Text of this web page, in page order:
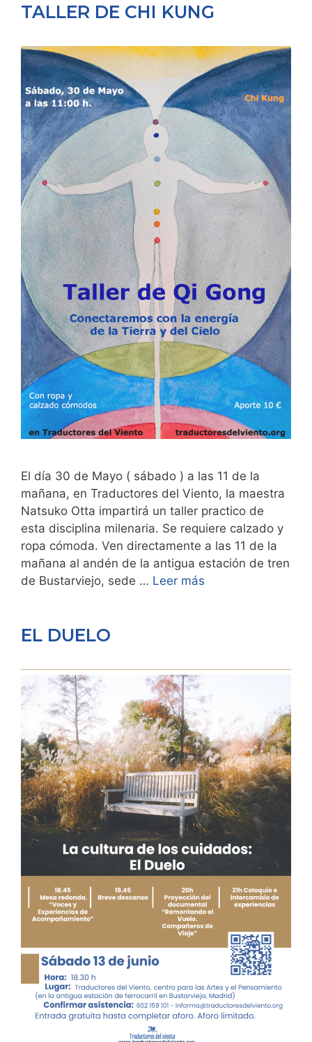
TALLER DE CHI KUNG
El día 30 de Mayo ( sábado ) a las 11 de la
mañana, en Traductores del Viento, la maestra
Natsuko Otta impartirá un taller practico de
esta disciplina milenaria. Se requiere calzado y
ropa cómoda. Ven directamente a las 11 de la
mañana al andén de la antigua estación de tren
de Bustarviejo, sede … Leer más
EL DUELO